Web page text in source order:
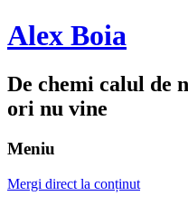
Alex Boia
De chemi calul de
ori nu vine
Meniu
Mergi direct la conținut